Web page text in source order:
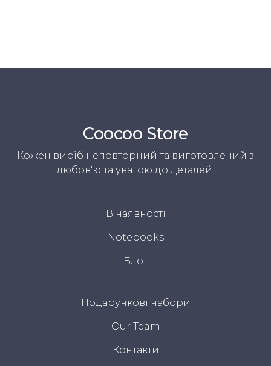
Coocoo Store
Кожен виріб неповторний та виготовлений з
любов'ю та увагою до деталей.
В наявності
Notebooks
Блог
Подарункові набори
Our Team
Контакти